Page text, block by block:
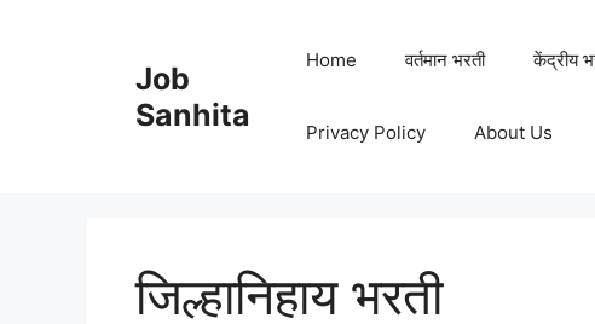
Job
Sanhita
Home वर्तमान भरती केंद्रीय
Privacy Policy About Us
जिल्हानिहाय भरती